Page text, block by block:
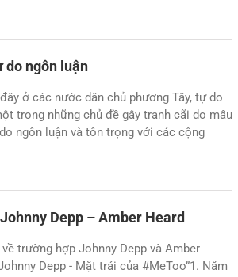
do ngôn luận
ở các nước dân chủ phương Tây, tự do
trong những chủ đề gây tranh cãi do mâu
ngôn luận và tôn trọng với các cộng
Depp – Amber Heard
trường hợp Johnny Depp và Amber
Depp - Mặt trái của #MeToo”1. Năm